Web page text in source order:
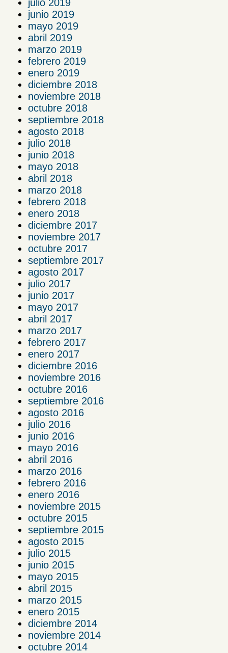
julio 2019
junio 2019
mayo 2019
abril 2019
marzo 2019
febrero 2019
enero 2019
diciembre 2018
noviembre 2018
octubre 2018
septiembre 2018
agosto 2018
julio 2018
junio 2018
mayo 2018
abril 2018
marzo 2018
febrero 2018
enero 2018
diciembre 2017
noviembre 2017
octubre 2017
septiembre 2017
agosto 2017
julio 2017
junio 2017
mayo 2017
abril 2017
marzo 2017
febrero 2017
enero 2017
diciembre 2016
noviembre 2016
octubre 2016
septiembre 2016
agosto 2016
julio 2016
junio 2016
mayo 2016
abril 2016
marzo 2016
febrero 2016
enero 2016
noviembre 2015
octubre 2015
septiembre 2015
agosto 2015
julio 2015
junio 2015
mayo 2015
abril 2015
marzo 2015
enero 2015
diciembre 2014
noviembre 2014
octubre 2014